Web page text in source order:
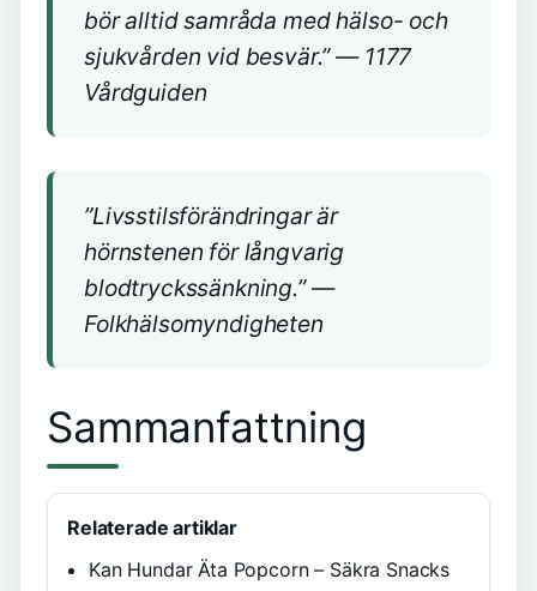
bör alltid samråda med hälso- och
sjukvården vid besvär.” — 1177
Vårdguiden
”Livsstilsförändringar är
hörnstenen för långvarig
blodtryckssänkning.” —
Folkhälsomyndigheten
Sammanfattning
Relaterade artiklar
Kan Hundar Äta Popcorn – Säkra Snacks